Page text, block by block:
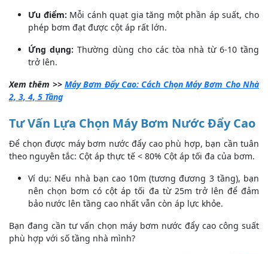
Ưu điểm: Mỗi cánh quạt gia tăng một phần áp suất, cho
phép bơm đạt được cột áp rất lớn.
Ứng dụng: Thường dùng cho các tòa nhà từ 6-10 tầng
trở lên.
Xem thêm >> Máy Bơm Đẩy Cao: Cách Chọn Máy Bơm Cho Nhà
2, 3, 4, 5 Tầng
Tư Vấn Lựa Chọn Máy Bơm Nước Đẩy Cao
Để chọn được máy bơm nước đẩy cao phù hợp, bạn cần tuân
theo nguyên tắc: Cột áp thực tế < 80% Cột áp tối đa của bơm.
Ví dụ: Nếu nhà bạn cao 10m (tương đương 3 tầng), bạn
nên chọn bơm có cột áp tối đa từ 25m trở lên để đảm
bảo nước lên tầng cao nhất vẫn còn áp lực khỏe.
Bạn đang cần tư vấn chọn máy bơm nước đẩy cao công suất
phù hợp với số tầng nhà mình?